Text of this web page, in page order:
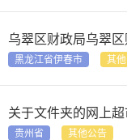
乌翠区财政局乌翠
黑龙江省伊春市 其
关于文件夹的网上超
贵州省 其他公告